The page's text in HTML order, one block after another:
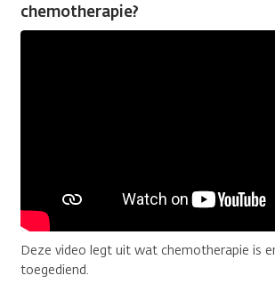
chemotherapie?
Deze video legt uit wat chemotherapie is
toegediend.